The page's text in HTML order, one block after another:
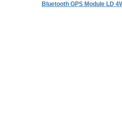
Bluetooth GPS Module LD